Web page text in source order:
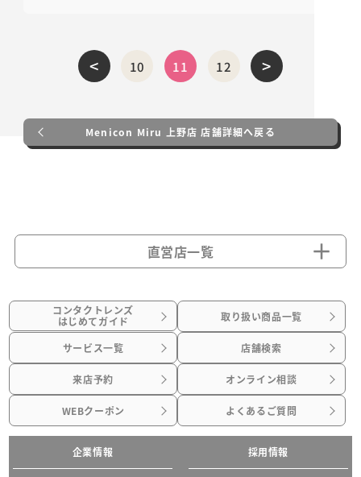
< 10 11 12 >
Menicon Miru 上野店 店舗詳細へ戻る
直営店一覧
コンタクトレンズ
はじめてガイド 取り扱い商品一覧
サービス一覧 店舗検索
来店予約 オンライン相談
WEBクーポン よくあるご質問
企業情報 採用情報